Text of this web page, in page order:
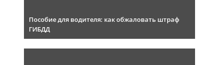
Пособие для водителя: как обжаловать штраф
ГИБДД